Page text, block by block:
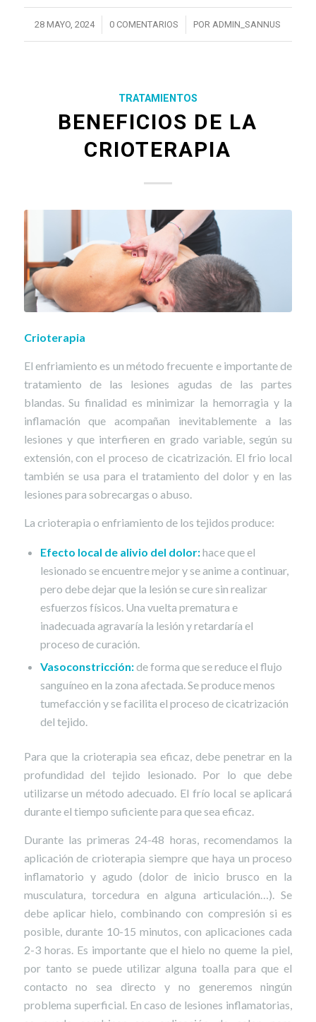
28 MAYO, 2024
/ 0 COMENTARIOS
/ PORADMIN_SANNUS
TRATAMIENTOS
BENEFICIOS DE LA
CRIOTERAPIA
Crioterapia
El enfriamiento es un método frecuente e importante de
tratamiento de las lesiones agudas de las partes
blandas. Su finalidad es minimizar la hemorragia y la
inflamación que acompañan inevitablemente a las
lesiones y que interfieren en grado variable, según su
extensión, con el proceso de cicatrización. El frio local
también se usa para el tratamiento del dolor y en las
lesiones para sobrecargas o abuso.
La crioterapia o enfriamiento de los tejidos produce:
Efecto local de alivio del dolor:hace que el
lesionado se encuentre mejor y se anime a continuar,
pero debe dejar que la lesión se cure sin realizar
esfuerzos físicos. Una vuelta prematura e
inadecuada agravaría la lesión y retardaría el
proceso de curación.
Vasoconstricción:de forma que se reduce el flujo
sanguíneo en la zona afectada. Se produce menos
tumefacción y se facilita el proceso de cicatrización
del tejido.
Para que la crioterapia sea eficaz, debe penetrar en la
profundidad del tejido lesionado. Por lo que debe
utilizarse un método adecuado. El frío local se aplicará
durante el tiempo suficiente para que sea eficaz.
Durante las primeras 24-48 horas, recomendamos la
aplicación de crioterapia siempre que haya un proceso
inflamatorio y agudo (dolor de inicio brusco en la
musculatura, torcedura en alguna articulación…). Se
debe aplicar hielo, combinando con compresión si es
posible, durante 10-15 minutos, con aplicaciones cada
2-3 horas. Es importante que el hielo no queme la piel,
por tanto se puede utilizar alguna toalla para que el
contacto no sea directo y no generemos ningún
problema superficial. En caso de lesiones inflamatorias,